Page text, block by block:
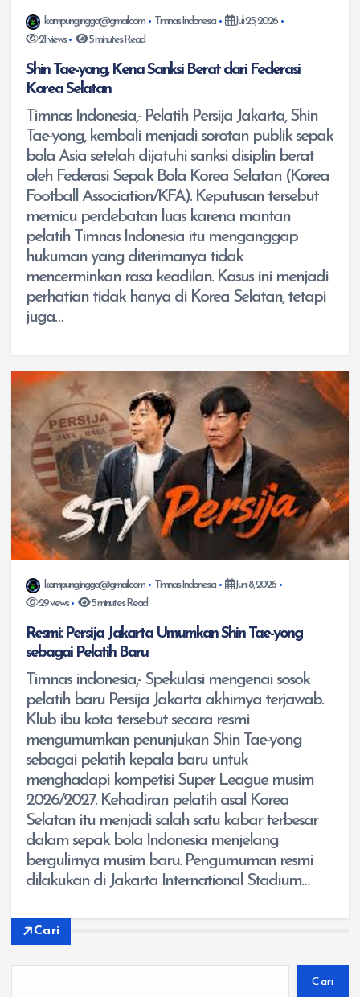
kampungjingga@gmail.com Timnas Indonesia
Juli 25, 2026
21 views
5 minutes Read
Shin Tae-yong, Kena Sanksi Berat dari Federasi
Korea Selatan
Timnas Indonesia,- Pelatih Persija Jakarta, Shin
Tae-yong, kembali menjadi sorotan publik sepak
bola Asia setelah dijatuhi sanksi disiplin berat
oleh Federasi Sepak Bola Korea Selatan (Korea
Football Association/KFA). Keputusan tersebut
memicu perdebatan luas karena mantan
pelatih Timnas Indonesia itu menganggap
hukuman yang diterimanya tidak
mencerminkan rasa keadilan. Kasus ini menjadi
perhatian tidak hanya di Korea Selatan, tetapi
juga…
kampungjingga@gmail.com Timnas Indonesia
Juni 8, 2026
29 views
5 minutes Read
Resmi: Persija Jakarta Umumkan Shin Tae-yong
sebagai Pelatih Baru
Timnas indonesia,- Spekulasi mengenai sosok
pelatih baru Persija Jakarta akhirnya terjawab.
Klub ibu kota tersebut secara resmi
mengumumkan penunjukan Shin Tae-yong
sebagai pelatih kepala baru untuk
menghadapi kompetisi Super League musim
2026/2027. Kehadiran pelatih asal Korea
Selatan itu menjadi salah satu kabar terbesar
dalam sepak bola Indonesia menjelang
bergulirnya musim baru. Pengumuman resmi
dilakukan di Jakarta International Stadium…
Cari
Cari